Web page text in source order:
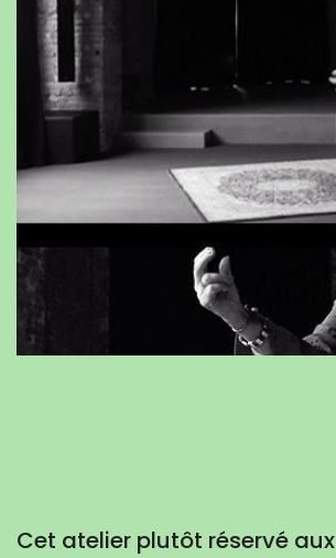
Cet atelier plutôt réservé